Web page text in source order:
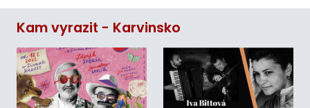
Kam vyrazit - Karvinsko